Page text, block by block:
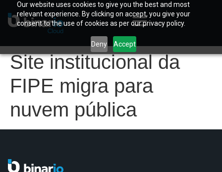
Our website uses cookies to give you the best and most
relevant experience. By clicking on accept, you give your
consent to the use of cookies as per our privacy policy.
Deny Accept
Site institucional da
FIPE migra para
nuvem pública